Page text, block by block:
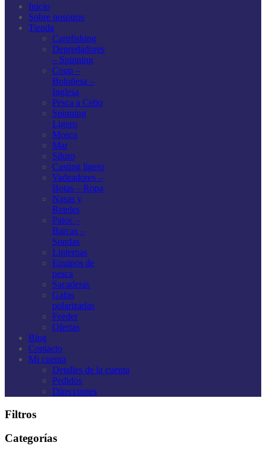
Inicio
Sobre nosotros
Tienda
Carpfishing
Depredadores
– Spinning
Coup –
Boloñesa –
Inglesa
Pesca a Cebo
Spinning
Ligero
Mosca
Mar
Siluro
Casting ligero
Vadeadores –
Botas – Ropa
Nasas y
Reteles
Patos –
Barcas –
Sondas
Linternas
Equipos de
pesca
Sacaderas
Gafas
polarizadas
Feeder
Ofertas
Blog
Contacto
Mi cuenta
Detalles de la cuenta
Pedidos
Direcciones
Filtros
Categorías